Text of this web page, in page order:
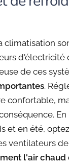
climatisation
d'électricité
de ces
.
confortable,
et en été,
ventilateurs
l'air chaud